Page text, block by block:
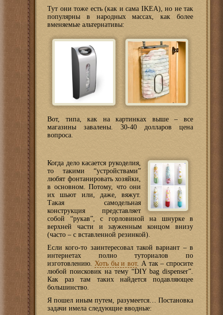
Тут они тоже есть (как и сама IKEA), но не так
популярны в народных массах, как более
вменяемые альтернативы:
Вот, типа, как на картинках выше – все
магазины завалены. 30-40 долларов цена
вопроса.
Когда дело касается рукоделия,
то такими “устройствами”
любят фонтанировать хозяйки,
в основном. Потому, что они
их шьют или, даже, вяжут.
Такая самодельная
конструкция представляет
собой “рукав”, с горловиной на шнурке в
верхней части и зауженным концом внизу
(часто – с вставленной резинкой).
Если кого-то заинтересовал такой вариант – в
интернетах полно туториалов по
изготовлению. Хоть бы и вот. А так – спросите
любой поисковик на тему “DIY bag dispenser”.
Как раз там таких найдется подавляющее
большинство.
Я пошел иным путем, разумеется… Постановка
задачи имела следующие вводные: